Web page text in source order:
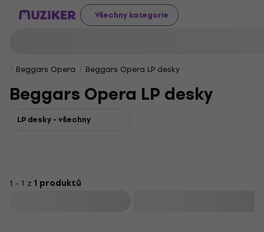
Všechny kategorie
Beggars Opera Beggars Opera LP desky
Beggars Opera LP desky
LP desky - všechny
1 - 1 z 1 produktů